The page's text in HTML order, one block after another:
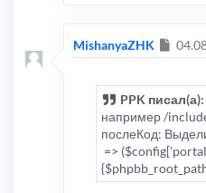
MishanyaZHK
PPK писал(а):
например /
послеКод:
=>